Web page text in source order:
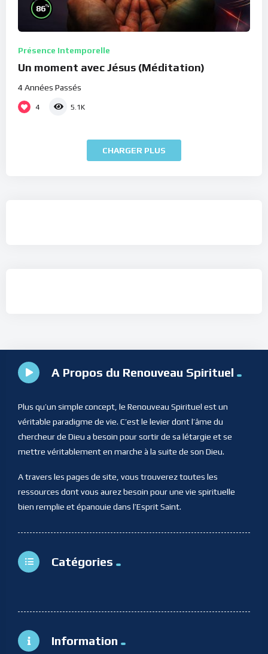
86%
Présence Intemporelle
Un moment avec Jésus (Méditation)
4 Années Passés
4 5.1K
CHARGER PLUS
A Propos du Renouveau Spirituel
Plus qu’un simple concept, le Renouveau Spirituel est un
véritable paradigme de vie. C’est le levier dont l’âme du
chercheur de Dieu a besoin pour sortir de sa létargie et se
mettre véritablement en marche à la suite de son Dieu.
A travers les pages de site, vous trouverez toutes les
ressources dont vous aurez besoin pour une vie spirituelle
bien remplie et épanouie dans l’Esprit Saint.
Catégories
Information